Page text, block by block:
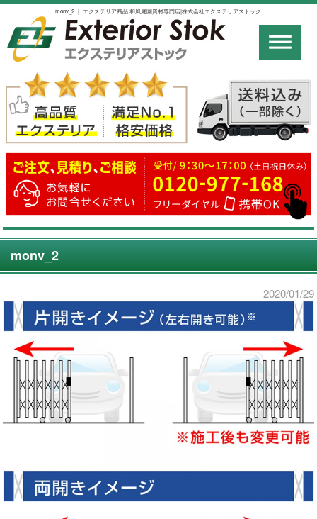
monv_2 ｜ エクステリア商品 和風庭園資材専門店|株式会社エクステリアストック
monv_2
2020/01/29